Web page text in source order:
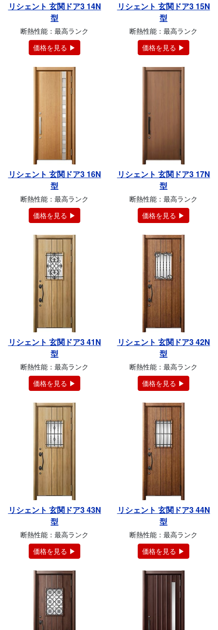
リシェント 玄関ドア3 14N
型
断熱性能：最高ランク
価格を見る ▶
リシェント 玄関ドア3 15N
型
断熱性能：最高ランク
価格を見る ▶
リシェント 玄関ドア3 16N
型
断熱性能：最高ランク
価格を見る ▶
リシェント 玄関ドア3 17N
型
断熱性能：最高ランク
価格を見る ▶
リシェント 玄関ドア3 41N
型
断熱性能：最高ランク
価格を見る ▶
リシェント 玄関ドア3 42N
型
断熱性能：最高ランク
価格を見る ▶
リシェント 玄関ドア3 43N
型
断熱性能：最高ランク
価格を見る ▶
リシェント 玄関ドア3 44N
型
断熱性能：最高ランク
価格を見る ▶